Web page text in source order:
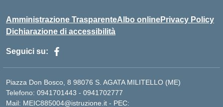
Amministrazione TrasparenteAlbo onlinePrivacy Policy
Dichiarazione di accessibilità
Seguici su:
Piazza Don Bosco, 8 98076 S. AGATA MILITELLO (ME)
Telefono: 0941701443 - 0941702777
Mail: MEIC885004@istruzione.it - PEC: